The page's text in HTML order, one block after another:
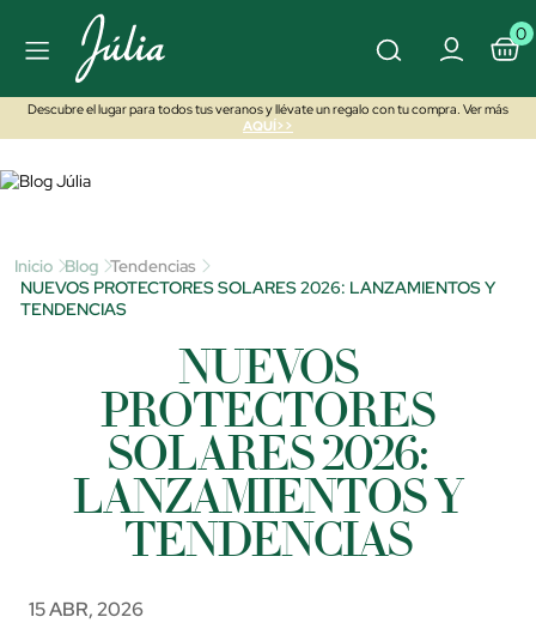
0
Descubre el lugar para todos tus veranos y llévate un regalo con tu compra. Ver más
AQUÍ>>
Inicio Blog Tendencias
NUEVOS PROTECTORES SOLARES 2026: LANZAMIENTOS Y
TENDENCIAS
NUEVOS
PROTECTORES
SOLARES 2026:
LANZAMIENTOS Y
TENDENCIAS
15 ABR, 2026